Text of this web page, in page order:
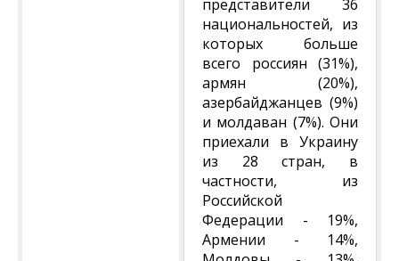
представители 36
национальностей, из
которых больше
всего россиян (31%),
армян (20%),
азербайджанцев (9%)
и молдаван (7%). Они
приехали в Украину
из 28 стран, в
частности, из
Российской
Федерации - 19%,
Армении - 14%,